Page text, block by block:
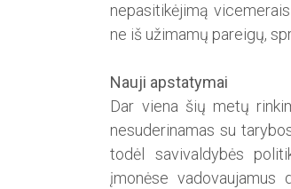
nepasitikėjimą
ne iš užimamų pareigų,
Nauji apstatymai
Dar viena šių metų
nesuderinamas su
todėl savivaldybės
įmonėse vadovaujamus